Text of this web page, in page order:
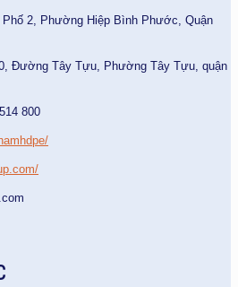
2, Phường Hiệp Bình Phước, Quận
Đường Tây Tựu, Phường Tây Tựu, quận
800